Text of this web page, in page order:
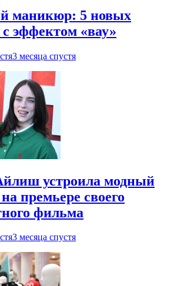
маникюр: 5 новых
с эффектом «вау»
3 месяца спустя
устроила модный
премьере своего
фильма
3 месяца спустя